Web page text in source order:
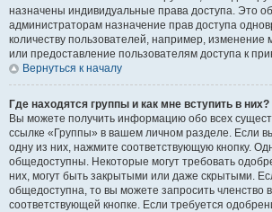
назначены индивидуальные права доступа. Это
администраторам назначение прав доступа
количеству пользователей, например, изменение
или предоставление пользователям доступа к
Вернуться к началу
Где находятся группы и как мне вступить в них?
Вы можете получить информацию обо всех
ссылке «Группы» в вашем личном разделе. Если
одну из них, нажмите соответствующую кнопку.
общедоступны. Некоторые могут требовать
них, могут быть закрытыми или даже скрытыми.
общедоступна, то вы можете запросить членство
соответствующей кнопке. Если требуется